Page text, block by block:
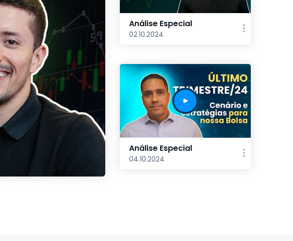
Análise Especial
02.10.2024
Análise Especial
04.10.2024